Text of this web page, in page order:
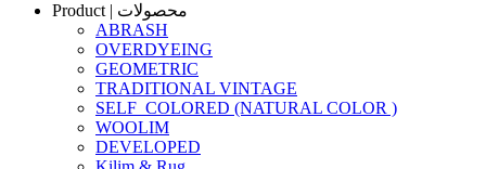
Product | محصولات
ABRASH
OVERDYEING
GEOMETRIC
TRADITIONAL VINTAGE
SELF_COLORED (NATURAL COLOR )
WOOLIM
DEVELOPED